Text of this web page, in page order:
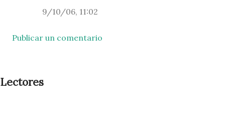
9/10/06, 11:02
Publicar un comentario
Lectores